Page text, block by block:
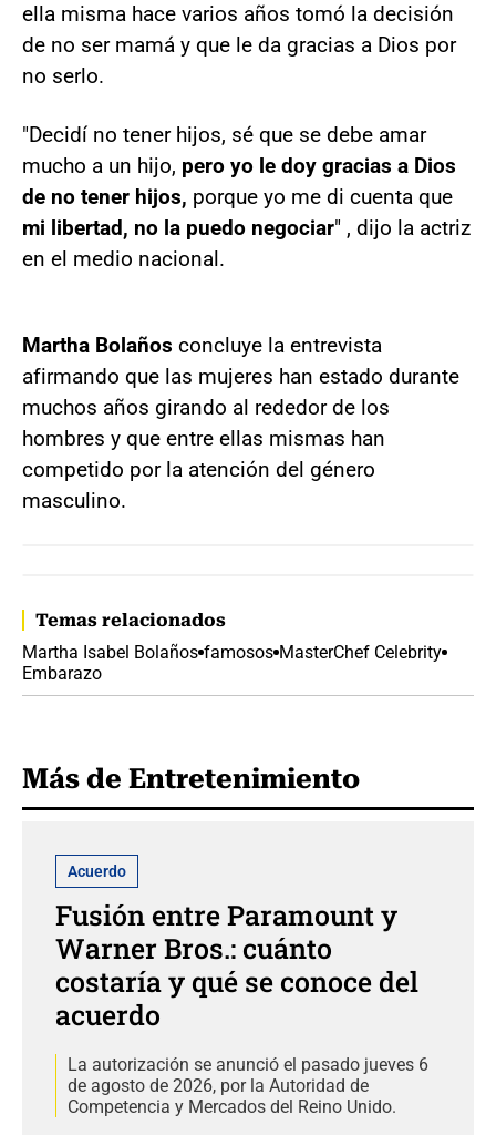
ella misma hace varios años tomó la decisión
de no ser mamá y que le da gracias a Dios por
no serlo.
"Decidí no tener hijos, sé que se debe amar
mucho a un hijo, pero yo le doy gracias a Dios
de no tener hijos, porque yo me di cuenta que
mi libertad, no la puedo negociar" , dijo la actriz
en el medio nacional.
Martha Bolaños concluye la entrevista
afirmando que las mujeres han estado durante
muchos años girando al rededor de los
hombres y que entre ellas mismas han
competido por la atención del género
masculino.
Temas relacionados
Martha Isabel Bolaños famosos MasterChef Celebrity
Embarazo
Más de Entretenimiento
Acuerdo
Fusión entre Paramount y
Warner Bros.: cuánto
costaría y qué se conoce del
acuerdo
La autorización se anunció el pasado jueves 6
de agosto de 2026, por la Autoridad de
Competencia y Mercados del Reino Unido.